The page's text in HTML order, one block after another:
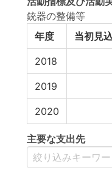
銃器の整備等
年度
当初見
2018
2019
2020
主要な支出先